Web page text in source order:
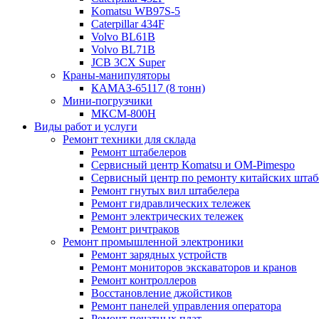
Komatsu WB97S-5
Caterpillar 434F
Volvo BL61B
Volvo BL71B
JCB 3CX Super
Краны-манипуляторы
КАМАЗ-65117 (8 тонн)
Мини-погрузчики
МКСМ-800H
Виды работ и услуги
Ремонт техники для склада
Ремонт штабелеров
Сервисный центр Komatsu и OM-Pimespo
Сервисный центр по ремонту китайских
Ремонт гнутых вил штабелера
Ремонт гидравлических тележек
Ремонт электрических тележек
Ремонт ричтраков
Ремонт промышленной электроники
Ремонт зарядных устройств
Ремонт мониторов экскаваторов и кранов
Ремонт контроллеров
Восстановление джойстиков
Ремонт панелей управления оператора